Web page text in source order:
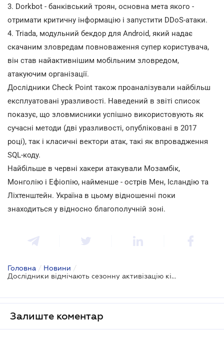
3. Dorkbot - банківський троян, основна мета якого -
отримати критичну інформацію і запустити DDoS-атаки.
4. Triada, модульний бекдор для Android, який надає
скачаним зловредам повноваження супер користувача,
він став найактивнішим мобільним зловредом,
атакуючим організації.
Дослідники Check Point також проаналізували найбільш
експлуатовані уразливості. Наведений в звіті список
показує, що зловмисники успішно використовують як
сучасні методи (дві уразливості, опубліковані в 2017
році), так і класичні вектори атак, такі як впровадження
SQL-коду.
Найбільше в червні хакери атакували Мозамбік,
Монголію і Ефіопію, найменше - острів Мен, Ісландію та
Ліхтенштейн. Україна в цьому відношенні поки
знаходиться у відносно благополучній зоні.
Головна / Новини /
Дослідники відмічають сезонну активізацію кіберзлочинців
Залиште коментар